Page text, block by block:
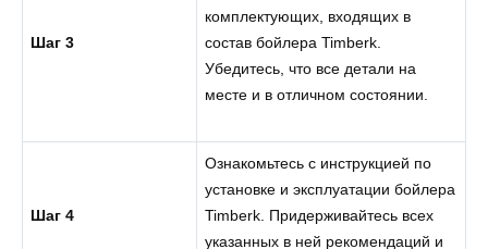
Шаг 3
комплектующих, входящих в
состав бойлера Timberk.
Убедитесь, что все детали на
месте и в отличном состоянии.
Шаг 4
Ознакомьтесь с инструкцией по
установке и эксплуатации бойлера
Timberk. Придерживайтесь всех
указанных в ней рекомендаций и